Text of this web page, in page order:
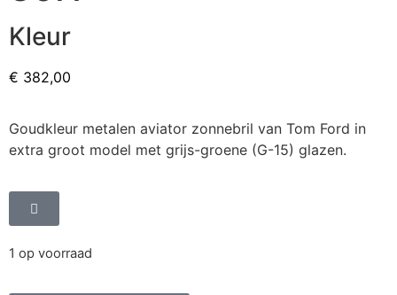
Kleur
€ 382,00
Goudkleur metalen aviator zonnebril van Tom Ford in
extra groot model met grijs-groene (G-15) glazen.
1 op voorraad